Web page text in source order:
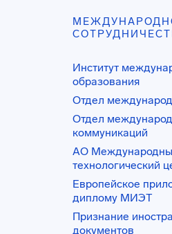
Институт
образования
Отдел
Отдел
коммуникаций
АО
технологический
Европейское
диплому МИЭТ
Признание
документов